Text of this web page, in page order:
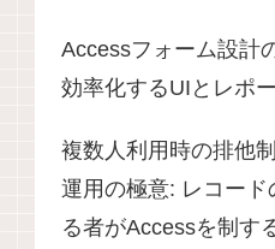
Accessフォーム設計
効率化するUIとレポ
複数人利用時の排他
運用の極意: レコード
る者がAccessを制す